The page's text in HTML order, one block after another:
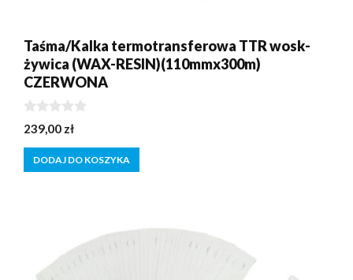
Taśma/Kalka termotransferowa TTR wosk-
żywica (WAX-RESIN)(110mmx300m)
CZERWONA
0
z
5
239,00 zł
DODAJ DO KOSZYKA